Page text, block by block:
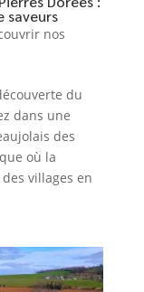
saveurs
nos
du
dans une
des
où la
villages en